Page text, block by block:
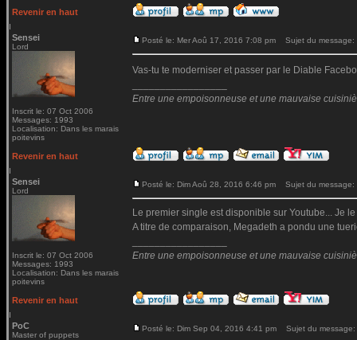
Revenir en haut
Sensei
Lord
Inscrit le: 07 Oct 2006
Messages: 1993
Localisation: Dans les marais
poitevins
Posté le: Mer Aoû 17, 2016 7:08 pm Sujet du message:
Vas-tu te moderniser et passer par le Diable
Entre une empoisonneuse et une mauvaise
Revenir en haut
Sensei
Lord
Inscrit le: 07 Oct 2006
Messages: 1993
Localisation: Dans les marais
poitevins
Posté le: Dim Aoû 28, 2016 6:46 pm Sujet du message:
Le premier single est disponible sur Youtube... Je
A titre de comparaison, Megadeth a pondu une
Entre une empoisonneuse et une mauvaise
Revenir en haut
PoC
Master of puppets
Posté le: Dim Sep 04, 2016 4:41 pm Sujet du message: